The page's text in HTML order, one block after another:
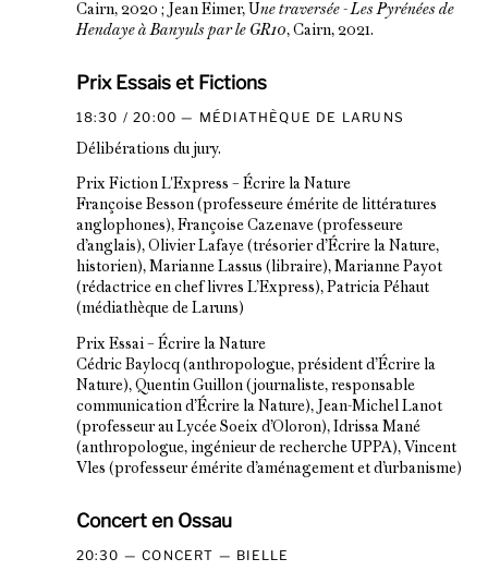
Cairn, 2020 ; Jean Eimer, Une traversée - Les Pyrénées de
Hendaye à Banyuls par le GR10, Cairn, 2021.
Prix Essais et Fictions
18:30 / 20:00 MÉDIATHÈQUE DE LARUNS
Délibérations du jury.
Prix Fiction L'Express – Écrire la Nature
Françoise Besson (professeure émérite de littératures
anglophones), Françoise Cazenave (professeure
d’anglais), Olivier Lafaye (trésorier d’Écrire la Nature,
historien), Marianne Lassus (libraire), Marianne Payot
(rédactrice en chef livres L’Express), Patricia Péhaut
(médiathèque de Laruns)
Prix Essai – Écrire la Nature
Cédric Baylocq (anthropologue, président d’Écrire la
Nature), Quentin Guillon (journaliste, responsable
communication d’Écrire la Nature), Jean-Michel Lanot
(professeur au Lycée Soeix d’Oloron), Idrissa Mané
(anthropologue, ingénieur de recherche UPPA), Vincent
Vles (professeur émérite d’aménagement et d’urbanisme)
Concert en Ossau
20:30 CONCERT BIELLE